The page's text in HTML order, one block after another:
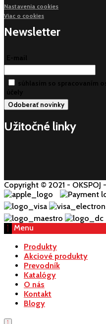
Nastavenia cookies
Viac o cookies
Newsletter
E-mail
súhlasim so spracovaním
účely
Užitočné linky
Copyright © 2021 - OKSPOJ
Menu
Produkty
Akciové produkty
Prevodník
Katalógy
O nás
Kontakt
Blogy